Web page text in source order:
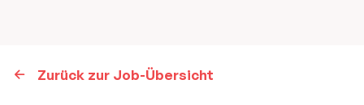
Zurück zur Job-Übersicht